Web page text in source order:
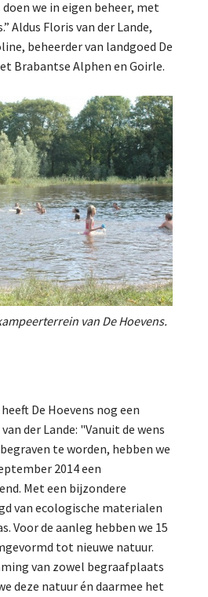
we in eigen beheer, met
Aldus Floris van der Lande,
beheerder van landgoed De
Brabantse Alphen en Goirle.
van De Hoevens.
De Hoevens nog een
der Lande: "Vanuit de wens
te worden, hebben we
2014 een
Met een bijzondere
van ecologische materialen
Voor de aanleg hebben we 15
tot nieuwe natuur.
van zowel begraafplaats
deze natuur én daarmee het